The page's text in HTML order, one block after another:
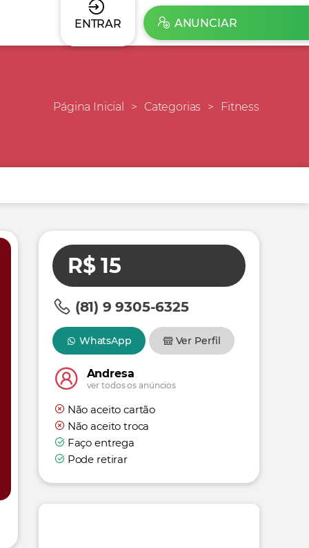
ENTRAR ANUNCIAR
Página Inicial Categorias Fitness
R$ 15
(81) 9 9305-6325
WhatsApp Ver Perfil
Andresa
ver todos os anúncios
Não aceito cartão
Não aceito troca
Faço entrega
Pode retirar